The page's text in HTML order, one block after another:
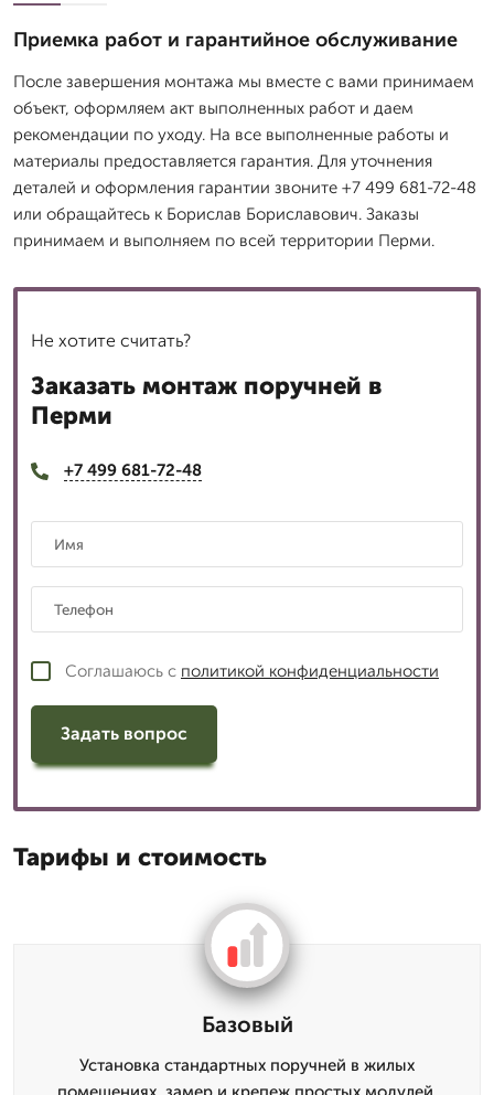
Приемка работ и гарантийное обслуживание
После завершения монтажа мы вместе с вами принимаем
объект, оформляем акт выполненных работ и даем
рекомендации по уходу. На все выполненные работы и
материалы предоставляется гарантия. Для уточнения
деталей и оформления гарантии звоните +7 499 681-72-48
или обращайтесь к Борислав Бориславович. Заказы
принимаем и выполняем по всей территории Перми.
Не хотите считать?
Заказать монтаж поручней в
Перми
+7 499 681-72-48
Соглашаюсь с политикой конфиденциальности
Задать вопрос
Тарифы и стоимость
Базовый
Установка стандартных поручней в жилых